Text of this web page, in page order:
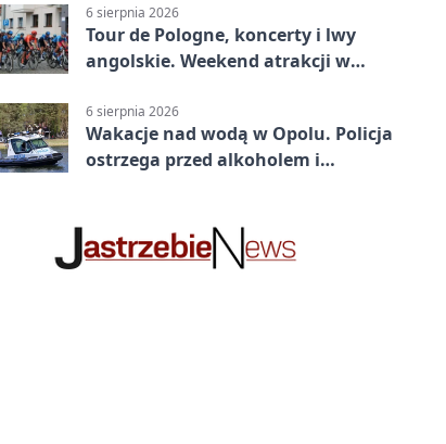
6 sierpnia 2026
Tour de Pologne, koncerty i lwy
angolskie. Weekend atrakcji w
6 sierpnia 2026
Wakacje nad wodą w Opolu. Policja
ostrzega przed alkoholem i